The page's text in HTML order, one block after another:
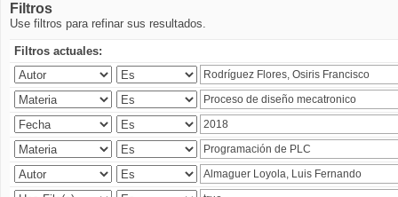
Filtros
Use filtros para refinar sus resultados.
Filtros actuales: